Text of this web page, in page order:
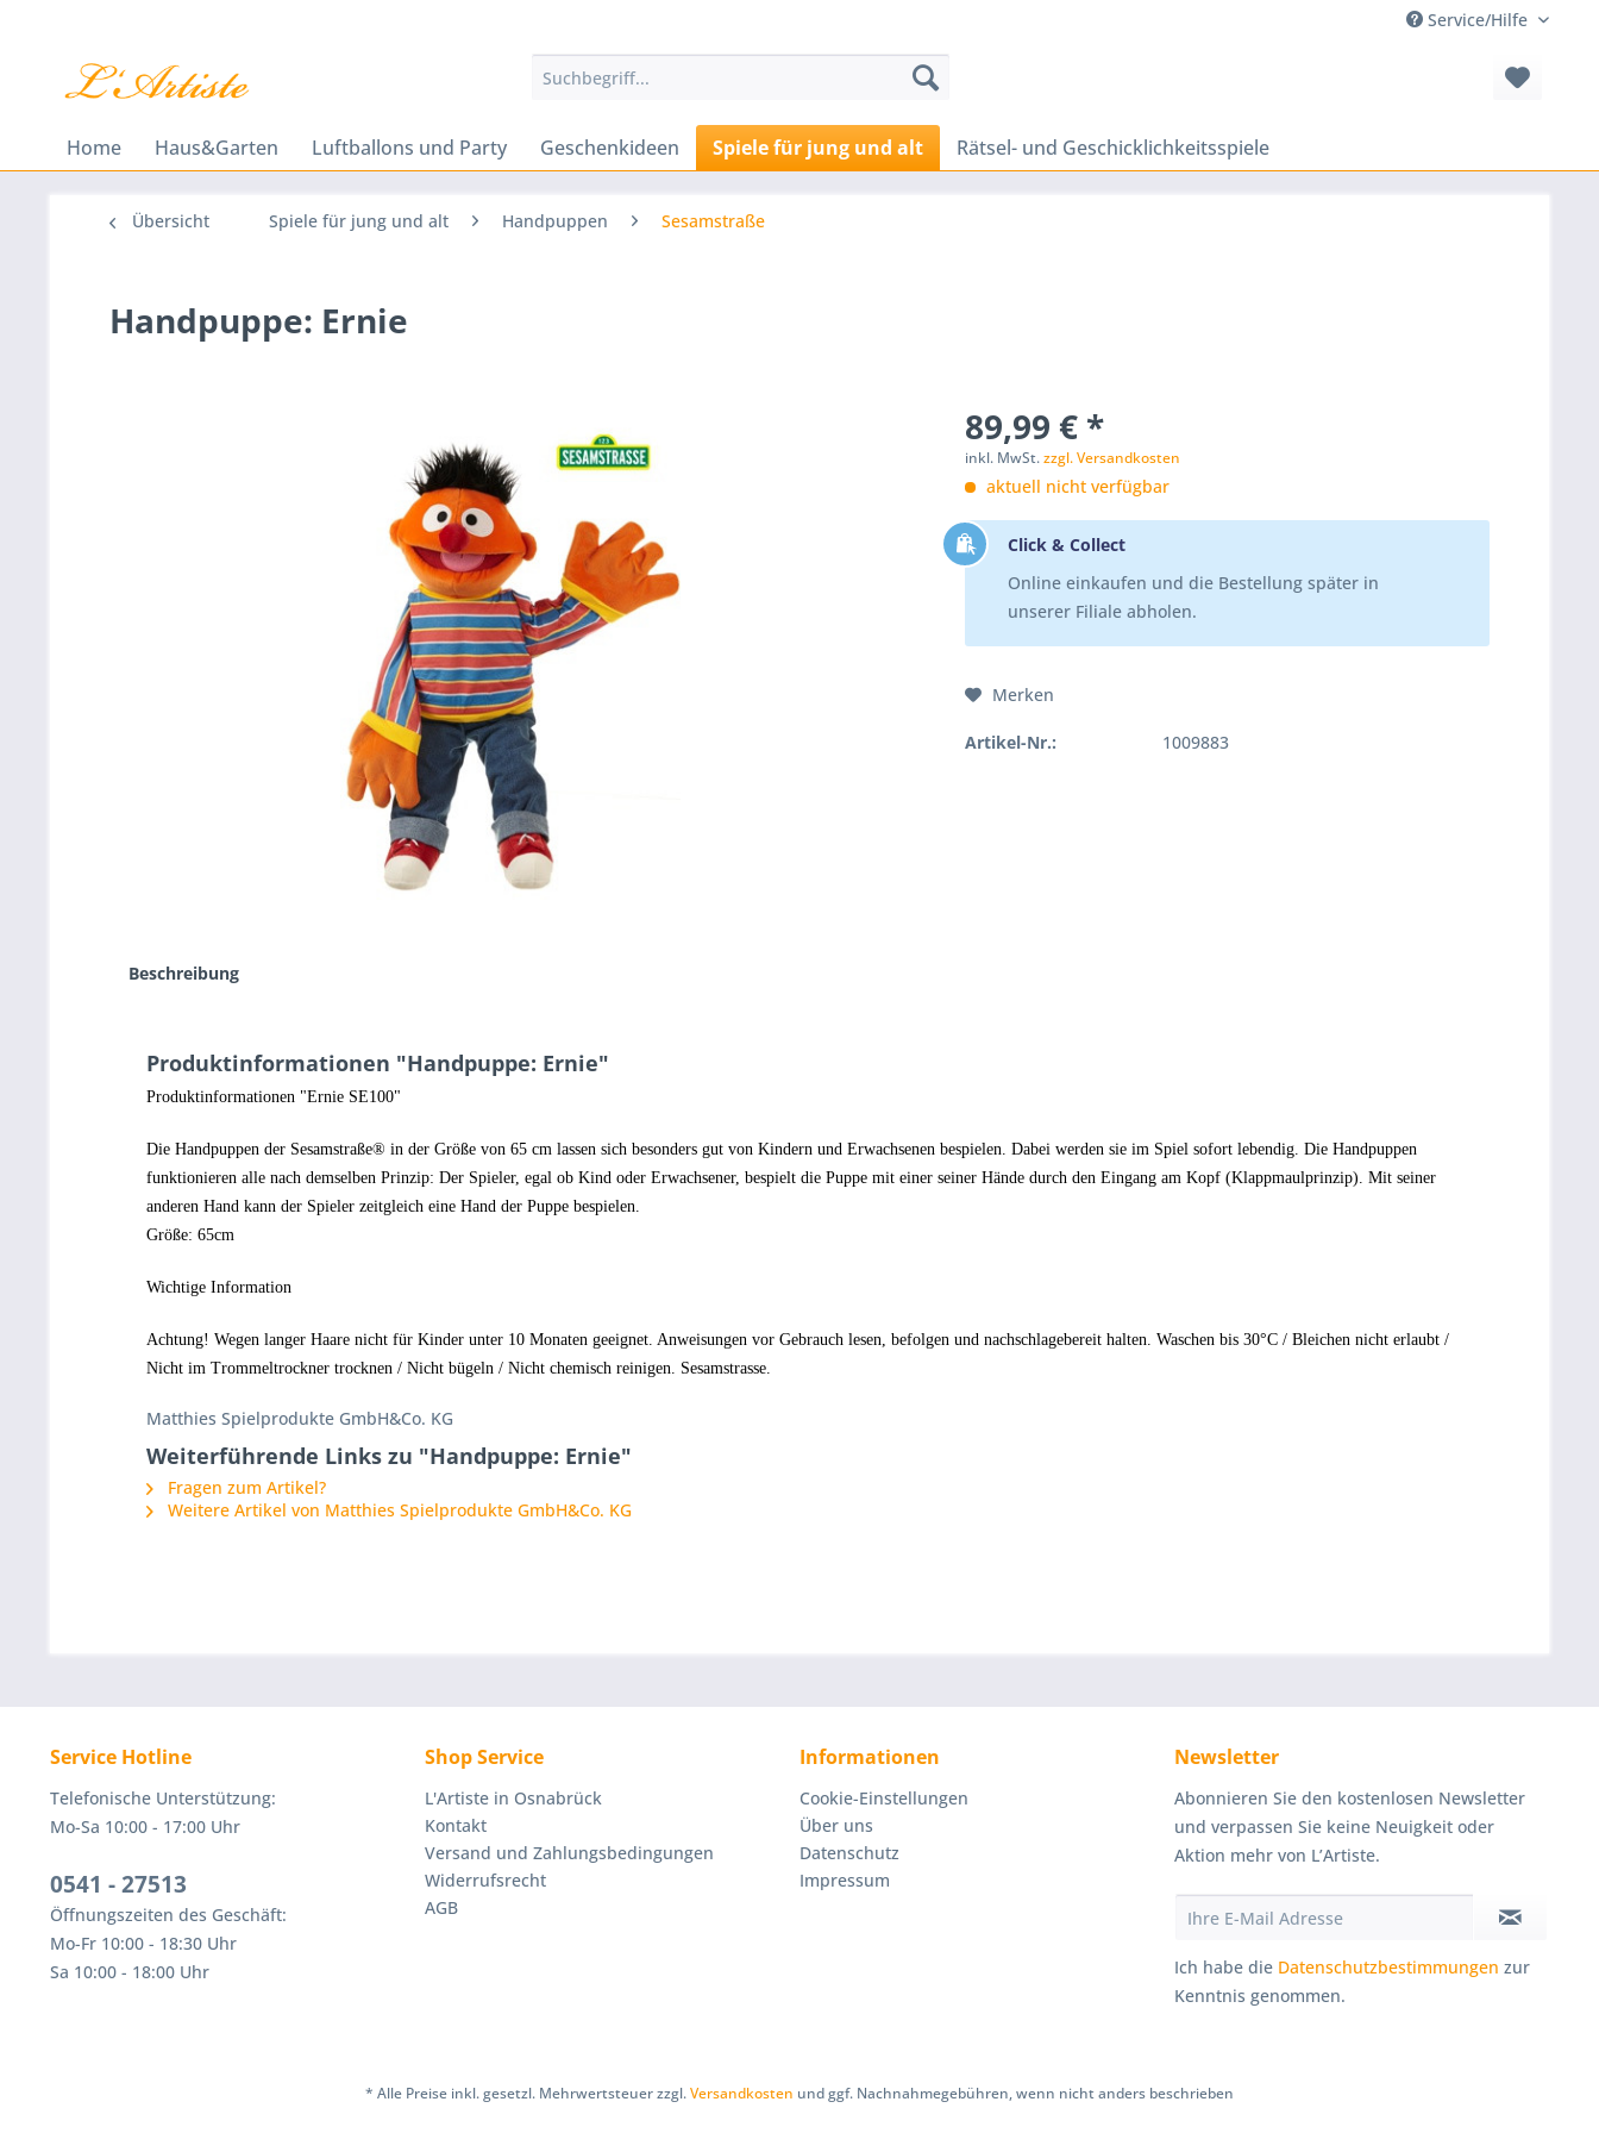
Service/Hilfe
Home Haus&Garten Luftballons und Party Geschenkideen Spiele für jung und alt Rätsel- und Geschicklichkeitsspiele
Übersicht Spiele für jung und alt Handpuppen Sesamstraße
Handpuppe: Ernie
89,99 € *
inkl. MwSt.zzgl. Versandkosten
aktuell nicht verfügbar
Click & Collect
Online einkaufen und die Bestellung später in
unserer Filiale abholen.
Merken
Artikel-Nr.: 1009883
Beschreibung
Produktinformationen "Handpuppe: Ernie"
Produktinformationen "Ernie SE100"
Die Handpuppen der Sesamstraße® in der Größe von 65 cm lassen sich besonders gut von Kindern und Erwachsenen bespielen. Dabei werden sie im Spiel sofort lebendig. Die Handpuppen
funktionieren alle nach demselben Prinzip: Der Spieler, egal ob Kind oder Erwachsener, bespielt die Puppe mit einer seiner Hände durch den Eingang am Kopf (Klappmaulprinzip). Mit seiner
anderen Hand kann der Spieler zeitgleich eine Hand der Puppe bespielen.
Größe: 65cm
Wichtige Information
Achtung! Wegen langer Haare nicht für Kinder unter 10 Monaten geeignet. Anweisungen vor Gebrauch lesen, befolgen und nachschlagebereit halten. Waschen bis 30°C / Bleichen nicht erlaubt /
Nicht im Trommeltrockner trocknen / Nicht bügeln / Nicht chemisch reinigen. Sesamstrasse.
Matthies Spielprodukte GmbH&Co. KG
Weiterführende Links zu "Handpuppe: Ernie"
Fragen zum Artikel?
Weitere Artikel von Matthies Spielprodukte GmbH&Co. KG
Service Hotline
Telefonische Unterstützung:
Mo-Sa 10:00 - 17:00 Uhr
0541 - 27513
Öffnungszeiten des Geschäft:
Mo-Fr 10:00 - 18:30 Uhr
Sa 10:00 - 18:00 Uhr
Shop Service
L'Artiste in Osnabrück
Kontakt
Versand und Zahlungsbedingungen
Widerrufsrecht
AGB
Informationen
Cookie-Einstellungen
Über uns
Datenschutz
Impressum
Newsletter
Abonnieren Sie den kostenlosen Newsletter
und verpassen Sie keine Neuigkeit oder
Aktion mehr von L’Artiste.
Ich habe die Datenschutzbestimmungen zur
Kenntnis genommen.
* Alle Preise inkl. gesetzl. Mehrwertsteuer zzgl.Versandkosten und ggf. Nachnahmegebühren, wenn nicht anders beschrieben